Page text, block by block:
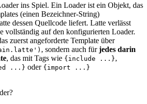
ins Spiel. Ein Loader ist ein Objekt, das
(einen Bezeichner-String)
dessen Quellcode liefert. Latte verlässt
vollständig auf den konfigurierten Loader.
zuerst angeforderte Template über
, sondern auch fürjedes darin
, das mit Tags wie {include ...},
...} oder {import ...}